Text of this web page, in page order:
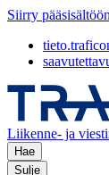
Siirry pääsisältöön
Liikenne- ja
Hae
Sulje